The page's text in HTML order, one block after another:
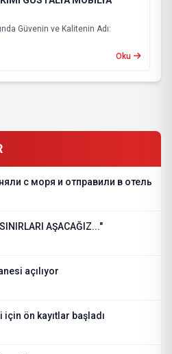
Güvenin ve Kalitenin Adı:
Oku
с моря и отправили в отель
AŞACAĞIZ..."
açılıyor
için ön kayıtlar başladı